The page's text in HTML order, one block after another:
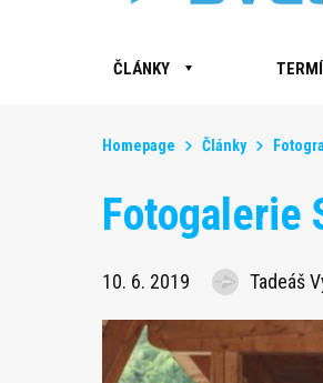
ČLÁNKY
Homepage Články
Fotogalerie
10. 6. 2019 Tadeáš